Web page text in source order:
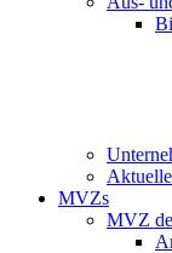
MVZs
MVZ